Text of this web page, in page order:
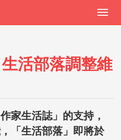
活部落調整維
家生活誌」的支持，
「生活部落」即將於